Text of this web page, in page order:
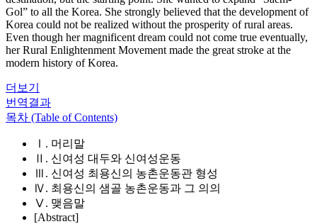
Gol” to all the Korea. She strongly believed that the development of
Korea could not be realized without the prosperity of rural areas.
Even though her magnificent dream could not come true eventually,
her Rural Enlightenment Movement made the great stroke at the
modern history of Korea.
더보기
번역결과
목차 (Table of Contents)
Ⅰ. 머리말
Ⅱ. 신여성 대두와 신여성운동
Ⅲ. 신여성 최용신의 농촌운동관 형성
Ⅳ. 최용신의 샘골 농촌운동과 그 의의
Ⅴ. 맺음말
[Abstract]